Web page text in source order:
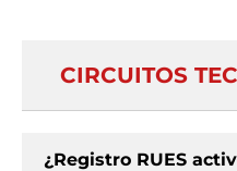
CIRCUITOS
¿Registro RUES